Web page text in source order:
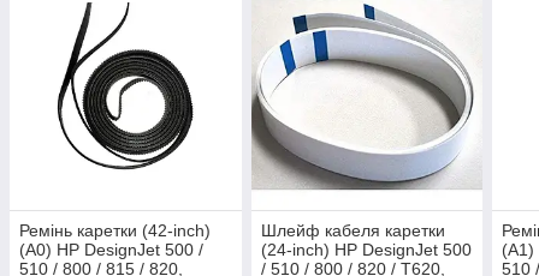
Ремінь каретки (42-inch)
(A0) HP DesignJet 500 /
510 / 800 / 815 / 820,
Шлейф кабеля каретки
(24-inch) HP DesignJet 500
/ 510 / 800 / 820 / T620,
(A1)
510